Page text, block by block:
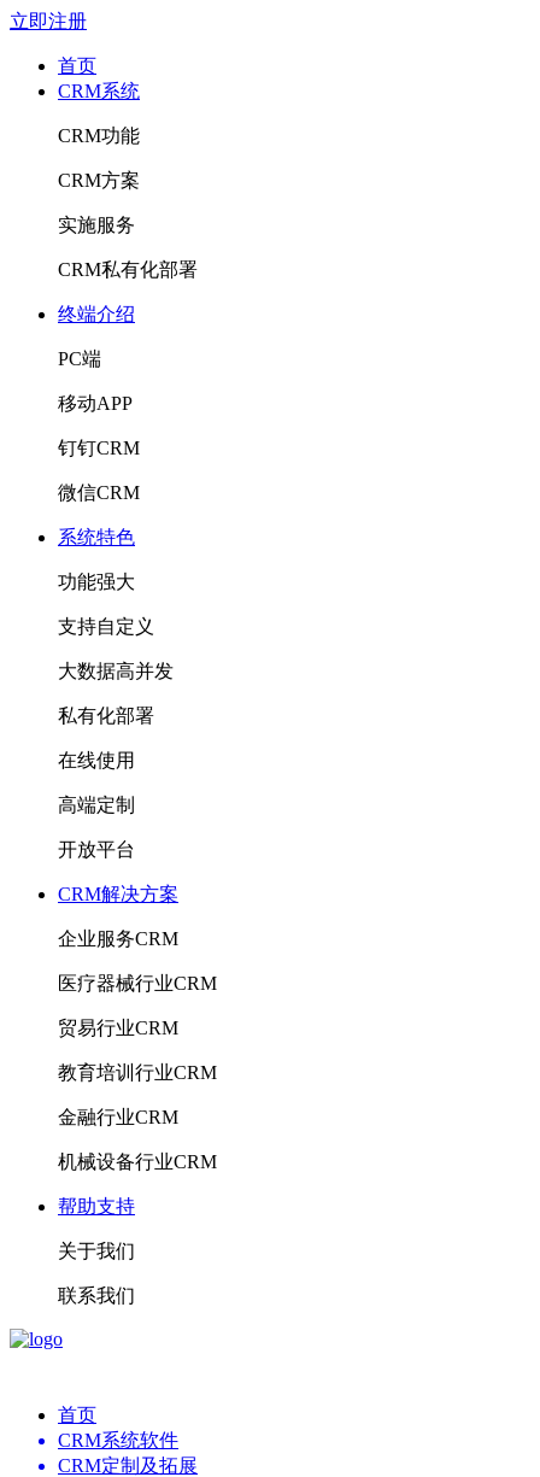
立即注册
首页
CRM系统
CRM功能
CRM方案
实施服务
CRM私有化部署
终端介绍
PC端
移动APP
钉钉CRM
微信CRM
系统特色
功能强大
支持自定义
大数据高并发
私有化部署
在线使用
高端定制
开放平台
CRM解决方案
企业服务CRM
医疗器械行业CRM
贸易行业CRM
教育培训行业CRM
金融行业CRM
机械设备行业CRM
帮助支持
关于我们
联系我们
首页
CRM系统软件
CRM定制及拓展